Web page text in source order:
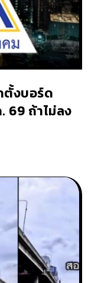
ตั้งบอร์ด
69 ถ้าไม่ลง